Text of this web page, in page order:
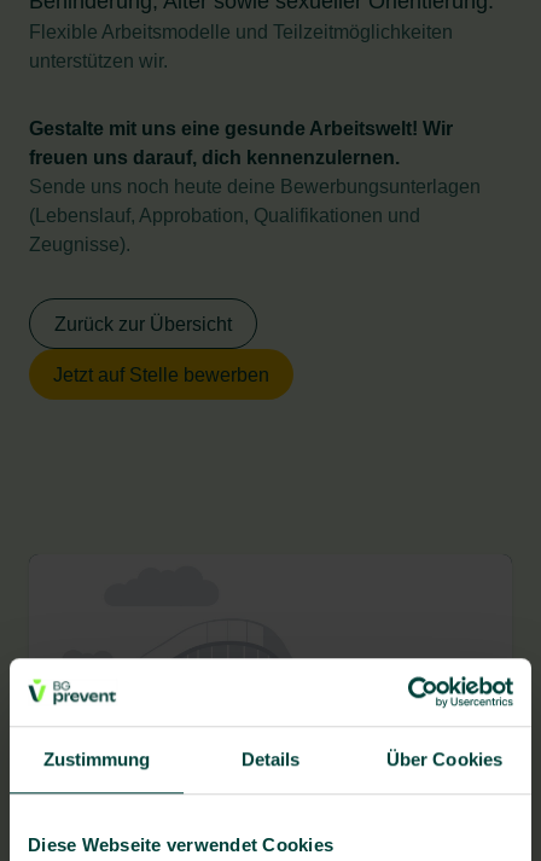
Zustimmung Details Über Cookies
Diese Webseite verwendet Cookies
Flexible Arbeitsmodelle und Teilzeitmöglichkeiten
unterstützen wir.
Gestalte mit uns eine gesunde Arbeitswelt! Wir
freuen uns darauf, dich kennenzulernen.
Sende uns noch heute deine Bewerbungsunterlagen
(Lebenslauf, Approbation, Qualifikationen und
Zeugnisse).
Zurück zur Übersicht
Jetzt auf Stelle bewerben
BG prevent Gesundheitszentrum Ulm